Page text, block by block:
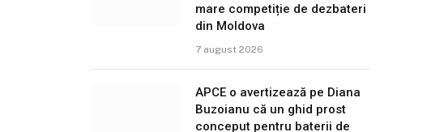
mare competiție de dezbateri
din Moldova
7 august 2026
APCE o avertizează pe Diana
Buzoianu că un ghid prost
conceput pentru baterii de